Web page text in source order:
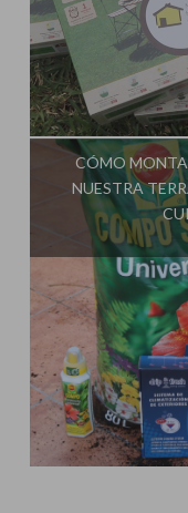
CÓMO
NUESTRA